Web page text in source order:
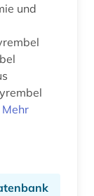
und
Mehr